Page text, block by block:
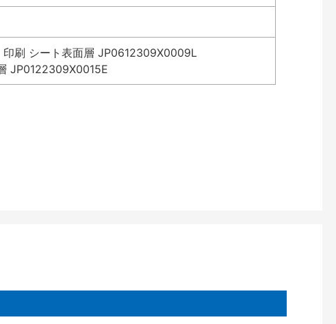
印刷 シート表面層 JP0612309X0009L
JP0122309X0015E